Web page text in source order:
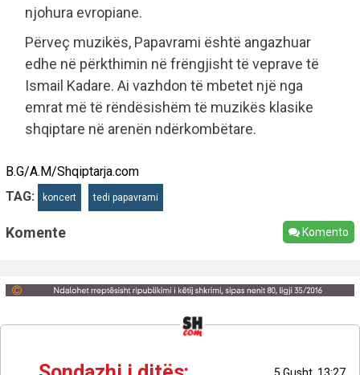
njohura evropiane.
Përveç muzikës, Papavrami është angazhuar
edhe në përkthimin në frëngjisht të veprave të
Ismail Kadare. Ai vazhdon të mbetet një nga
emrat më të rëndësishëm të muzikës klasike
shqiptare në arenën ndërkombëtare.
B.G/A.M/Shqiptarja.com
TAG:
koncert tedi papavrami
Komente Komento